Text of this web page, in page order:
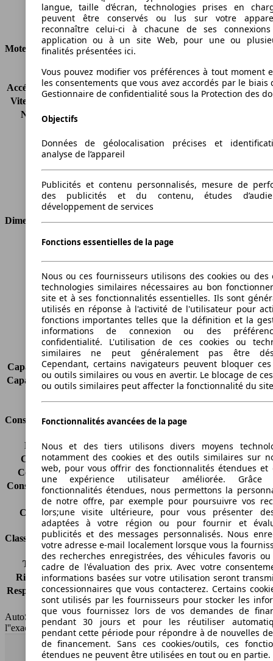
Ø 5.9 l/100km
Consommation
Moteur et Puissance
KW (CH)
145 kW (197 PS)
Accélération (0-100 km/h) 7.4s
Vitesse maximale (km/h)
Nombre de vitesses
Cylindrée
2993 ccm
Carburant
Diesel
Cylindres
6
Transmission
Boîte manuelle
Type de traction
Propulsion arrière
Dimensions
Longueur
4520 mm
Hauteur
1421 mm
Largeur
1817 mm
Empattement
2760 mm
Poids maximum
2045 kg
Charge maximale
445 kg
Portes
4
Sièges
5
Charge sur toit
75 kg
Capacité de remorquage (sans freins) 750 kg
Capacité de remorquage (avec freins) 1800 kg
Consommation
Émissions de CO2*
155 g/km (komb.)
Consommation (ville)
7.8 l/100km
Consommation (route)
4.8 l/100km
Consommation (combinée)*
5.9 l/100km
Classe d'émissions
Euro 4
Capacité du réservoir
61 l
Classes d'assurance
Tous risques
-
Risques partiels
-
Responsabilité civile -
HSN/TSN
MBM58x2Cxxxx/n.c.
AutoScout24 France SAS décline toute responsabilité concernant
l''exactitude des indications fournies.
Haut
langue, taille d’écran, technologies prises en
peuvent être conservés ou lus sur votre
reconnaître celui-ci à chacune de ses
application ou à un site Web, pour une ou
finalités présentées ici.
Vous pouvez modifier vos préférences à tout moment
les consentements que vous avez accordés par le biais
Gestionnaire de confidentialité sous la Protection des
Objectifs
Données de géolocalisation précises et
analyse de l’appareil
Publicités et contenu personnalisés, mesure de
des publicités et du contenu, études
développement de services
Fonctions essentielles de la page
Nous ou ces fournisseurs utilisons des cookies ou des
technologies similaires nécessaires au bon
site et à ses fonctionnalités essentielles. Ils sont
utilisés en réponse à l'activité de l'utilisateur pour
fonctions importantes telles que la définition et la
informations de connexion ou des
confidentialité. L'utilisation de ces cookies ou
similaires ne peut généralement pas être
Cependant, certains navigateurs peuvent bloquer ces
ou outils similaires ou vous en avertir. Le blocage de
ou outils similaires peut affecter la fonctionnalité du
Fonctionnalités avancées de la page
Nous et des tiers utilisons divers moyens
notamment des cookies et des outils similaires sur
web, pour vous offrir des fonctionnalités étendues et
une expérience utilisateur améliorée.
fonctionnalités étendues, nous permettons la
de notre offre, par exemple pour poursuivre vos
lors;une visite ultérieure, pour vous présenter
adaptées à votre région ou pour fournir et
publicités et des messages personnalisés. Nous
votre adresse e-mail localement lorsque vous la
des recherches enregistrées, des véhicules favoris
cadre de l'évaluation des prix. Avec votre
informations basées sur votre utilisation seront
concessionnaires que vous contacterez. Certains
sont utilisés par les fournisseurs pour stocker les
que vous fournissez lors de vos demandes de
pendant 30 jours et pour les réutiliser
pendant cette période pour répondre à de nouvelles
de financement. Sans ces cookies/outils, ces
étendues ne peuvent être utilisées en tout ou en partie.